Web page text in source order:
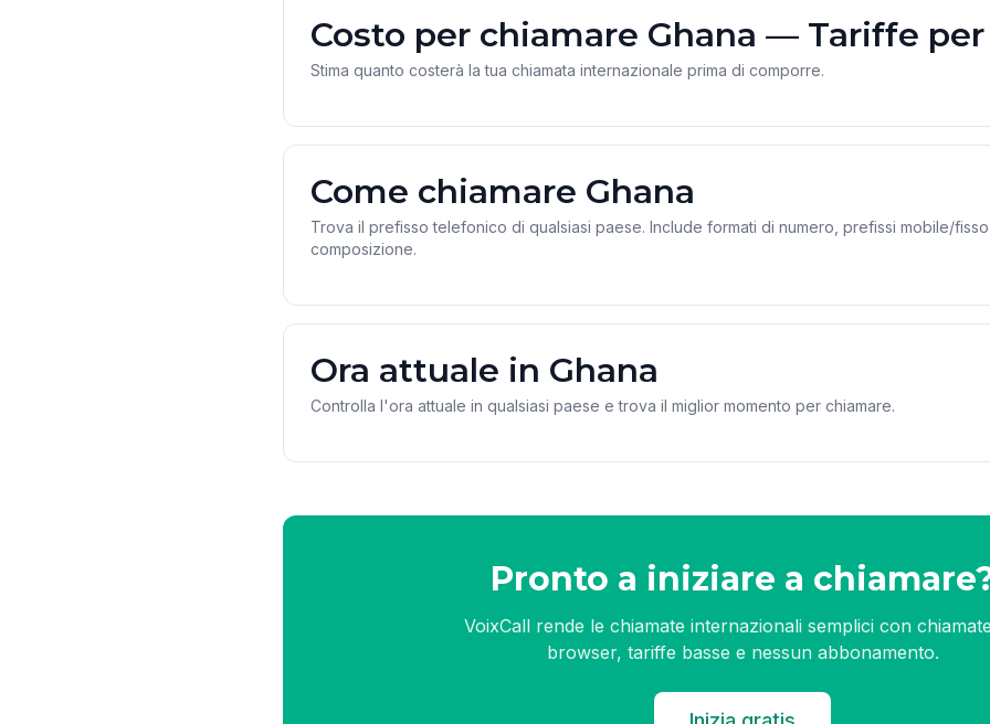
Costo per chiamare Ghana — Tariffe per
Stima quanto costerà la tua chiamata internazionale prima di comporre.
Come chiamare Ghana
Trova il prefisso telefonico di qualsiasi paese. Include formati di numero, prefissi mobile/
composizione.
Ora attuale in Ghana
Controlla l'ora attuale in qualsiasi paese e trova il miglior momento per chiamare.
Pronto a iniziare a
VoixCall rende le chiamate internazionali semplici con
browser, tariffe basse e nessun abbonamento.